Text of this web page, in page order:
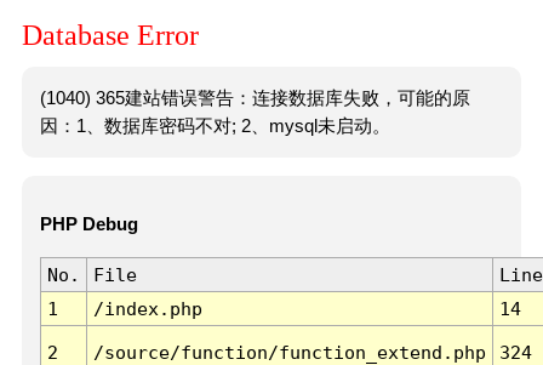
Database Error
(1040) 365建站错误警告：连接数据库失败，可能的原
因：1、数据库密码不对; 2、mysql未启动。
PHP Debug
No. File
Line
1
/index.php 14
2 /source/function/function_extend.php 324